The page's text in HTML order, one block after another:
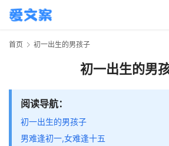
首页 初一出生的男孩子
初一出生的男
阅读导航：
初一出生的男孩子
男难逢初一,女难逢十五